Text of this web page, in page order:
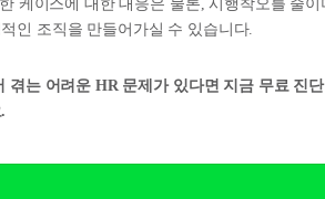
케이스에 대한 대응은 물론, 시행착오를 줄이
인 조직을 만들어가실 수 있습니다.
겪는 어려운 HR 문제가 있다면 지금 무료 진단